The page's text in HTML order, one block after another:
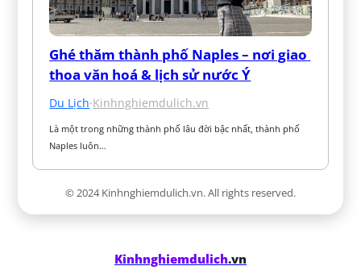
Ghé thăm thành phố Naples – nơi giao
thoa văn hoá & lịch sử nước Ý
Du Lịch·Kinhnghiemdulich.vn
Là một trong những thành phố lâu đời bậc nhất, thành phố
Naples luôn…
© 2024 Kinhnghiemdulich.vn. All rights reserved.
Kinhnghiemdulich.vn